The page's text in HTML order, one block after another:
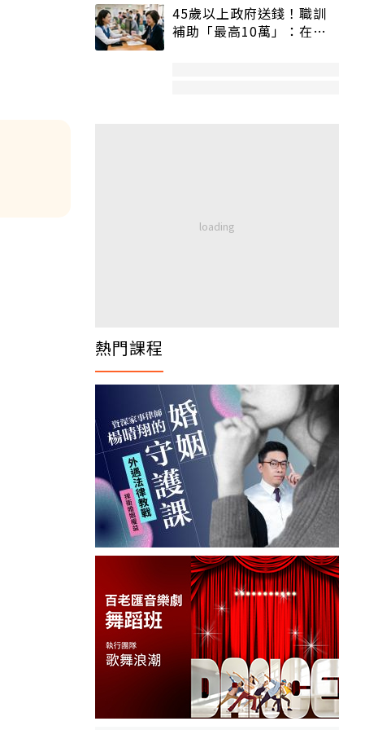
45歲以上政府送錢！職訓
補助「最高10萬」：在
熱門課程